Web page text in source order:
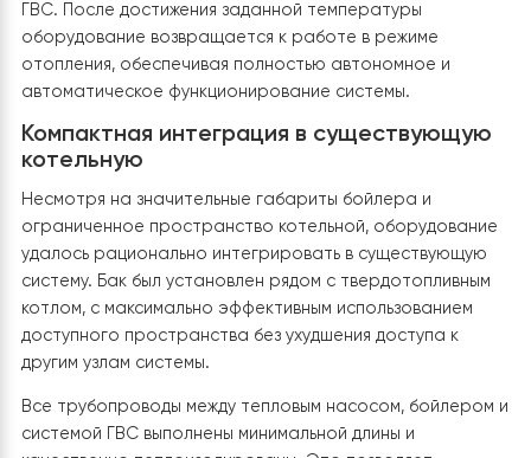
Бойлер косвенного нагрева Raymer
300 L
Для системы горячего водоснабжения установлен
. Такой объём позволяет
покрывать потребности большой семьи, обеспечивая
комфортное использование душа, ванны и кухни даже
периоды пикового водоразбора.
Благодаря большому объёму бак выполняет функцию
аккумулятора тепловой энергии: тепловой насос
нагревает воду в наиболее эффективном режиме,
чего она длительное время сохраняет заданную
температуру за счёт качественной теплоизоляции